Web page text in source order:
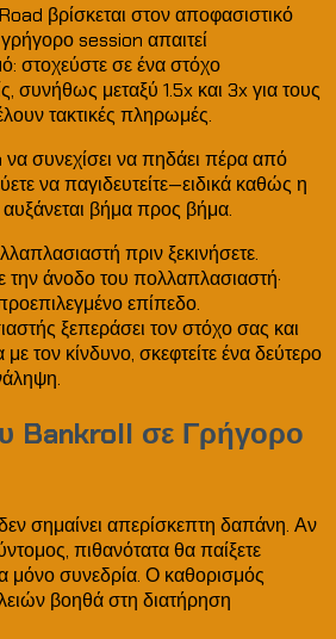
βρίσκεται στον αποφασιστικό
session απαιτεί
στοχεύστε σε ένα στόχο
συνήθως μεταξύ 1.5x και 3x για τους
τακτικές πληρωμές.
συνεχίσει να πηδάει πέρα από
να παγιδευτείτε—ειδικά καθώς η
βήμα προς βήμα.
πριν ξεκινήσετε.
άνοδο του πολλαπλασιαστή·
επίπεδο.
ξεπεράσει τον στόχο σας και
τον κίνδυνο, σκεφτείτε ένα δεύτερο
Bankroll σε Γρήγορο
σημαίνει απερίσκεπτη δαπάνη. Αν
πιθανότατα θα παίξετε
μόνο συνεδρία. Ο καθορισμός
βοηθά στη διατήρηση